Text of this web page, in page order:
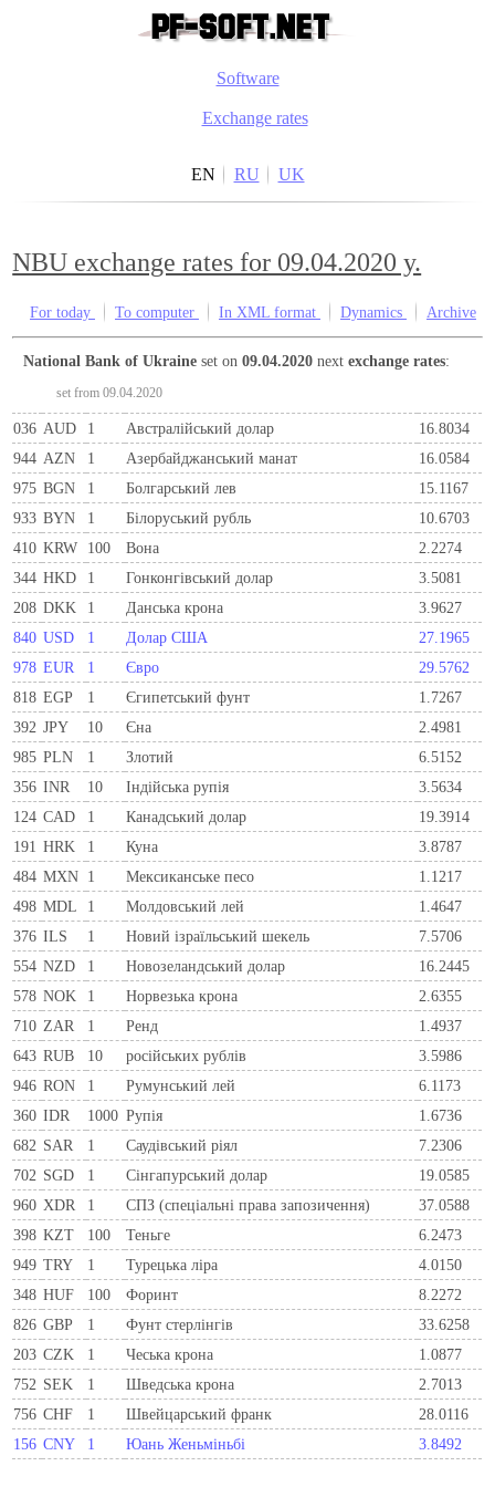
Software
Exchange rates
EN RU UK
NBU exchange rates for 09.04.2020 y.
For today To computer In XML format Dynamics Archive
National Bank of Ukraine set on09.04.2020 nextexchange rates:
set from 09.04.2020
036 AUD 1 Австралійський долар
16.8034
944 AZN 1 Азербайджанський манат
16.0584
975 BGN 1 Болгарський лев
15.1167
933 BYN 1 Бiлоруський рубль
10.6703
410 KRW 100 Вона
2.2274
344 HKD 1 Гонконгівський долар
3.5081
208 DKK 1 Данська крона
3.9627
840 USD 1 Долар США
27.1965
978 EUR 1 Євро
29.5762
818 EGP 1 Єгипетський фунт
1.7267
392 JPY 10 Єна
2.4981
985 PLN 1 Злотий
6.5152
356 INR 10 Індійська рупія
3.5634
124 CAD 1 Канадський долар
19.3914
191 HRK 1 Куна
3.8787
484 MXN 1 Мексиканське песо
1.1217
498 MDL 1 Молдовський лей
1.4647
376 ILS 1 Новий ізраїльський шекель
7.5706
554 NZD 1 Новозеландський долар
16.2445
578 NOK 1 Норвезька крона
2.6355
710 ZAR 1 Ренд
1.4937
643 RUB 10 російських рублів
3.5986
946 RON 1 Румунський лей
6.1173
360 IDR 1000 Рупія
1.6736
682 SAR 1 Саудівський ріял
7.2306
702 SGD 1 Сінгапурський долар
19.0585
960 XDR 1 СПЗ (спеціальні права запозичення)
37.0588
398 KZT 100 Теньге
6.2473
949 TRY 1 Турецька ліра
4.0150
348 HUF 100 Форинт
8.2272
826 GBP 1 Фунт стерлінгів
33.6258
203 CZK 1 Чеська крона
1.0877
752 SEK 1 Шведська крона
2.7013
756 CHF 1 Швейцарський франк
28.0116
156 CNY 1 Юань Женьміньбі 3.8492